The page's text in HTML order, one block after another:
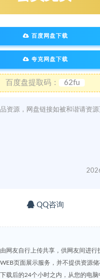
百度网盘下载
夸克网盘下载
百度盘提取码： 62fu
资源，网盘链接如被和谐请资源
QQ咨询
网友自行上传共享，供网友间进行
页面展示服务，并不提供资源
下载后的24个小时之内，从您的电